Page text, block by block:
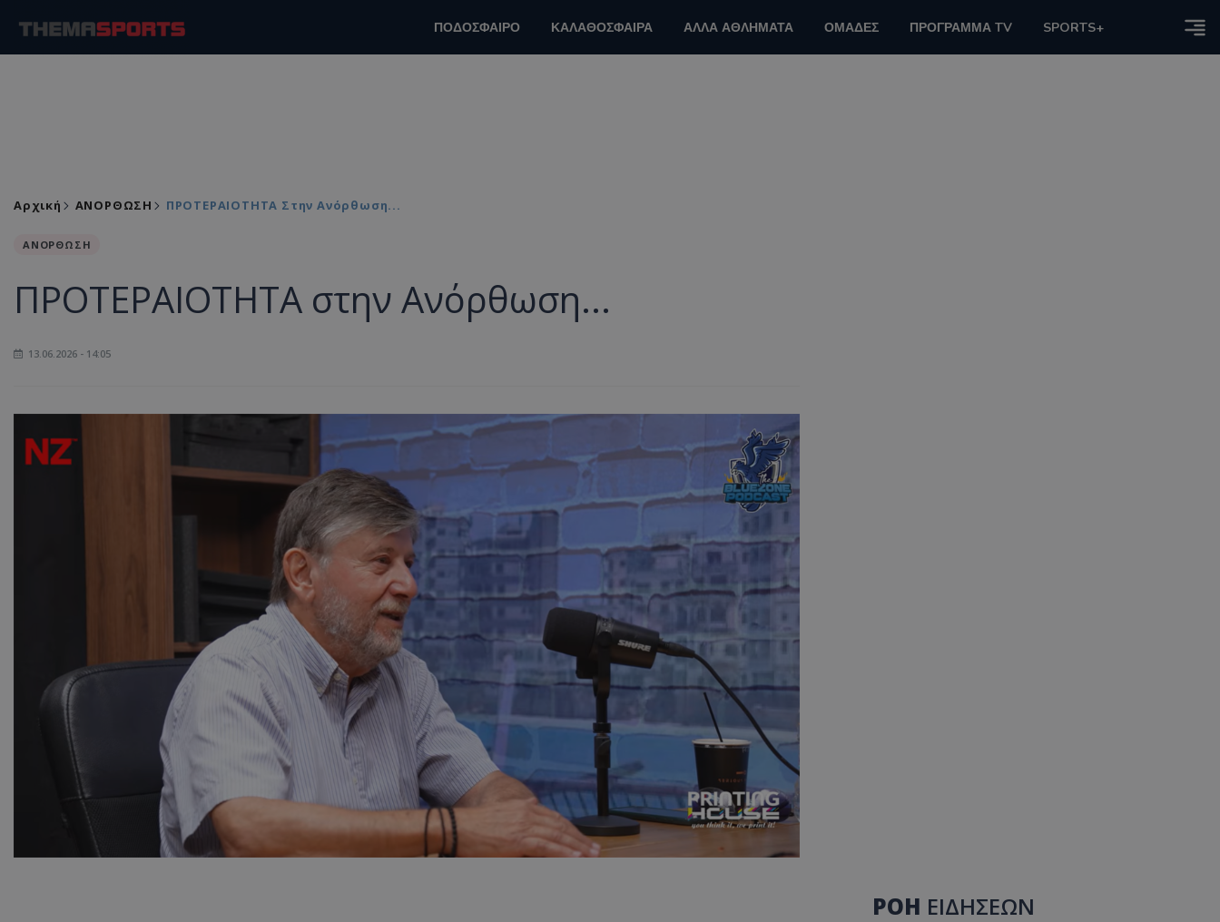
ΠΟΔΟΣΦΑΙΡΟ ΚΑΛΑΘΟΣΦΑΙΡΑ ΑΛΛΑ ΑΘΛΗΜΑΤΑ ΟΜΑΔΕΣ ΠΡΟΓΡΑΜΜΑ TV SPORTS+
Αρχική ΑΝΟΡΘΩΣΗ ΠΡΟΤΕΡΑΙΟΤΗΤΑ Στην Ανόρθωση...
ΑΝΟΡΘΩΣΗ
ΠΡΟΤΕΡΑΙΟΤΗΤΑ στην Ανόρθωση...
13.06.2026 - 14:05
ΡΟΗ ΕΙΔΗΣΕΩΝ